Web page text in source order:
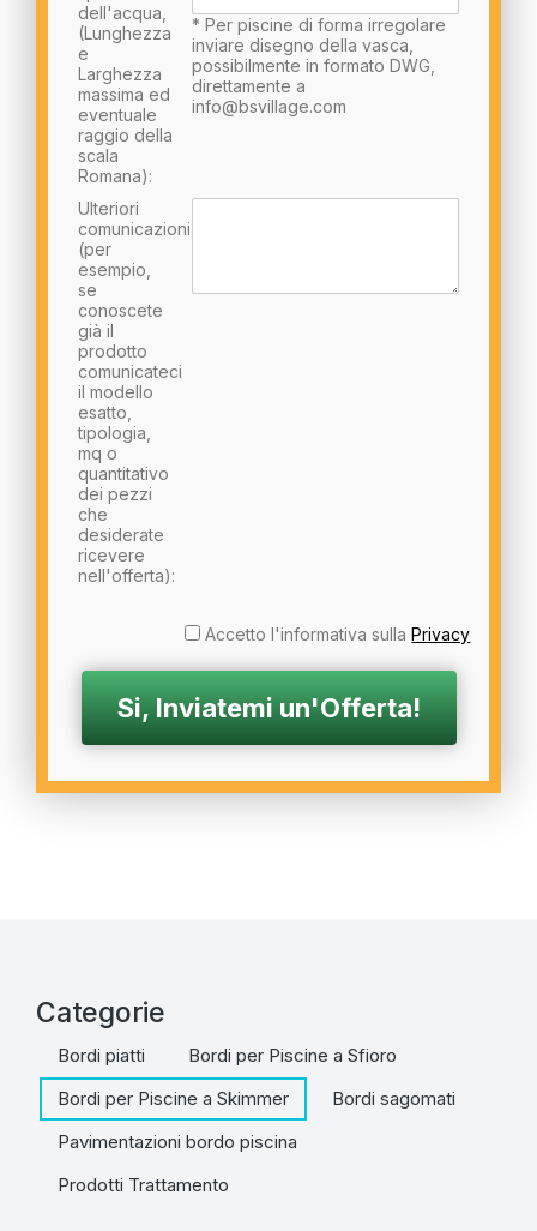
dell'acqua,
(Lunghezza
e
Larghezza
massima ed
eventuale
raggio della
scala
Romana):
* Per piscine di forma irregolare
inviare disegno della vasca,
possibilmente in formato DWG,
direttamente a
info@bsvillage.com
Ulteriori
comunicazioni
(per
esempio,
se
conoscete
già il
prodotto
comunicateci
il modello
esatto,
tipologia,
mq o
quantitativo
dei pezzi
che
desiderate
ricevere
nell'offerta):
Accetto l'informativa sullaPrivacy
Categorie
Bordi piatti
Bordi per Piscine a Sfioro
Bordi per Piscine a Skimmer
Bordi sagomati
Pavimentazioni bordo piscina
Prodotti Trattamento